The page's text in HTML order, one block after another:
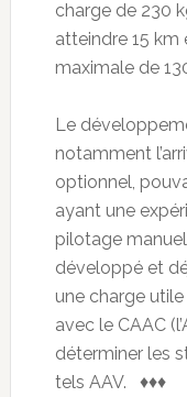
charge de 230
atteindre 15 km
maximale de
Le
notamment
optionnel,
ayant une
pilotage
développé et
une charge
avec le CAAC
déterminer les
tels AAV. ♦♦♦